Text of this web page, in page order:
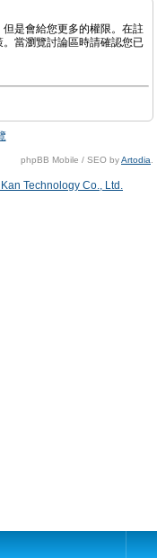
是會給您更多的權限。在註
當瀏覽討論區時請確認您已
phpBB Mobile / SEO byArtodia
Technology Co., Ltd.